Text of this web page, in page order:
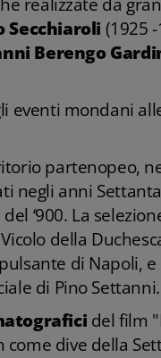
realizzate da
Secchiaroli (1925
Berengo
eventi mondani
partenopeo,
negli anni
‘900. La
della
di Napoli,
di Pino Settanni.
del film
dive della